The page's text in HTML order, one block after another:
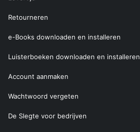
Retourneren
e-Books downloaden en installeren
Luisterboeken downloaden en installeren
Account aanmaken
Wachtwoord vergeten
De Slegte voor bedrijven